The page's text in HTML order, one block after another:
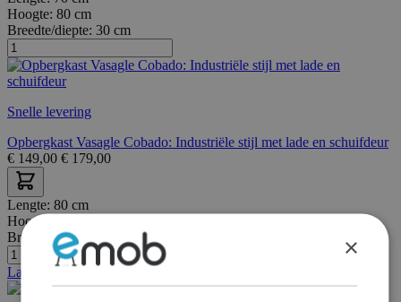
Hoogte: 80 cm
Breedte/diepte: 30 cm
Snelle levering
Opbergkast Vasagle Cobado: Industriële stijl met lade en schuifdeur
€ 149,00 € 179,00
Lengte: 80 cm
Hoogte:
Breedte/diepte:
Laatste stuks
×